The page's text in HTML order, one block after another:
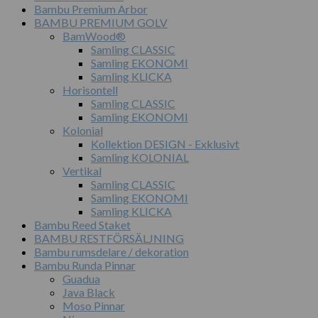
Bambu Premium Arbor
BAMBU PREMIUM GOLV
BamWood®
Samling CLASSIC
Samling EKONOMI
Samling KLICKA
Horisontell
Samling CLASSIC
Samling EKONOMI
Kolonial
Kollektion DESIGN - Exklusivt
Samling KOLONIAL
Vertikal
Samling CLASSIC
Samling EKONOMI
Samling KLICKA
Bambu Reed Staket
BAMBU RESTFÖRSÄLJNING
Bambu rumsdelare / dekoration
Bambu Runda Pinnar
Guadua
Java Black
Moso Pinnar